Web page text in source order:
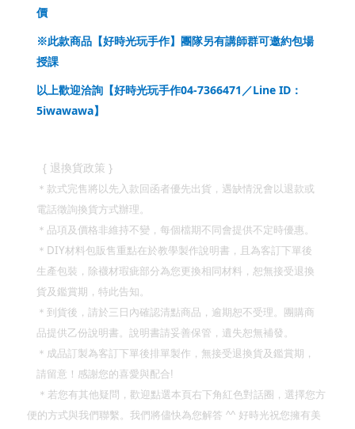
價
※此款商品【好時光玩手作】團隊另有講師群可邀約包場
授課
以上歡迎洽詢【好時光玩手作04-7366471 ／Line ID ：
5iwawawa】
{ 退換貨政策 }
＊款式完售將以先入款回函者優先出貨，遇缺情況會以退款或
電話徵詢換貨方式辦理。
＊品項及價格非維持不變，每個檔期不同會提供不定時優惠。
＊ DIY材料包販售重點在於教學製作說明書，且為客訂下單後
生產包裝，除襪材瑕疵部分為您更換相同材料，恕無接受退換
貨及鑑賞期，特此告知。
＊到貨後，請於三日內確認清點商品，逾期恕不受理。團購商
品提供乙份說明書。說明書請妥善保管，遺失恕無補發。
＊成品訂製為客訂下單後排單製作，無接受退換貨及鑑賞期，
請留意！ 感謝您的喜愛與配合!
＊若您有其他疑問，歡迎點選本頁右下角紅色對話圈，選擇您方
便的方式與我們聯繫。我們將儘快為您解答 ^^ 好時光祝您擁有美